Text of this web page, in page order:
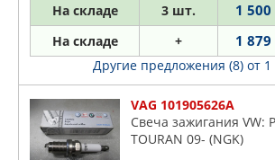
На складе 3 шт. 1 500
На складе + 1 879
Другие предложения (8) от
VAG 101905626A
Свеча зажигания VW:
TOURAN 09- (NGK)